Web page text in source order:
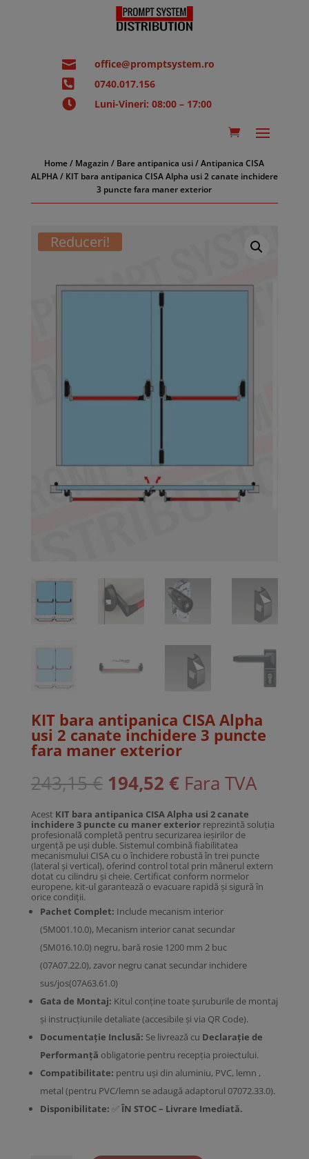
 office@promptsystem.ro
 0740.017.156
 Luni-Vineri: 08:00 – 17:00
Home/ Magazin / Bare antipanica usi/Antipanica CISA
ALPHA/ KIT bara antipanica CISA Alpha usi 2 canate inchidere
3 puncte fara maner exterior
Reduceri!
KIT bara antipanica CISA Alpha
usi 2 canate inchidere 3 puncte
fara maner exterior
243,15€ Prețul
inițial
fost:
243,15 €.
194,52 €Prețul
curent
194,52 €.
Fara TVA
Acest KIT bara antipanica CISA Alpha usi 2 canate
inchidere 3 puncte cu maner exteriorreprezintă soluția
profesională completă pentru securizarea ieșirilor de
urgență pe uși duble. Sistemul combină fiabilitatea
mecanismului CISA cu o închidere robustă în trei puncte
(lateral și vertical), oferind control total prin mânerul extern
dotat cu cilindru și cheie. Certificat conform normelor
europene, kit-ul garantează o evacuare rapidă și sigură în
orice condiții.
Pachet Complet: Include mecanism interior
(5M001.10.0), Mecanism interior canat secundar
(5M016.10.0) negru, bară rosie 1200 mm 2 buc
(07A07.22.0), zavor negru canat secundar inchidere
sus/jos(07A63.61.0)
Gata de Montaj: Kitul conține toate șuruburile de montaj
și instrucțiunile detaliate (accesibile și via QR Code).
Documentație Inclusă: Se livrează cu Declarație de
Performanță obligatorie pentru recepția proiectului.
Compatibilitate: pentru uși din aluminiu, PVC, lemn ,
metal (pentru PVC/lemn se adaugă adaptorul 07072.33.0).
Disponibilitate: ✅ÎN STOC – Livrare Imediată.